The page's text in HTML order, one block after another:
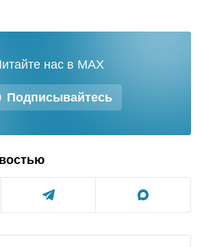
Подписывайтесь
нас в MAX